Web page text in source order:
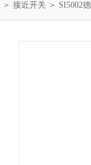
＞ 接近开关 ＞ SI5002